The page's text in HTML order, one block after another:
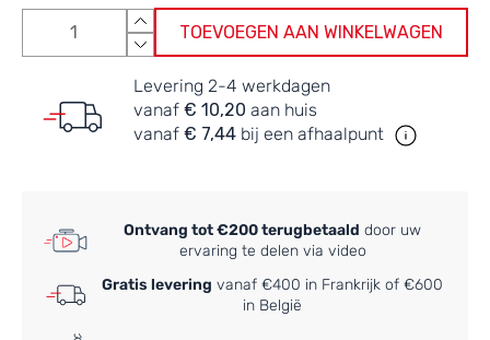
TOEVOEGEN AAN WINKELWAGEN
Levering 2-4 werkdagen
vanaf € 10,20 aan huis
vanaf € 7,44 bij een afhaalpunt
Ontvang tot €200 terugbetaald door uw
ervaring te delen via video
Gratis levering vanaf €400 in Frankrijk of €600
in België